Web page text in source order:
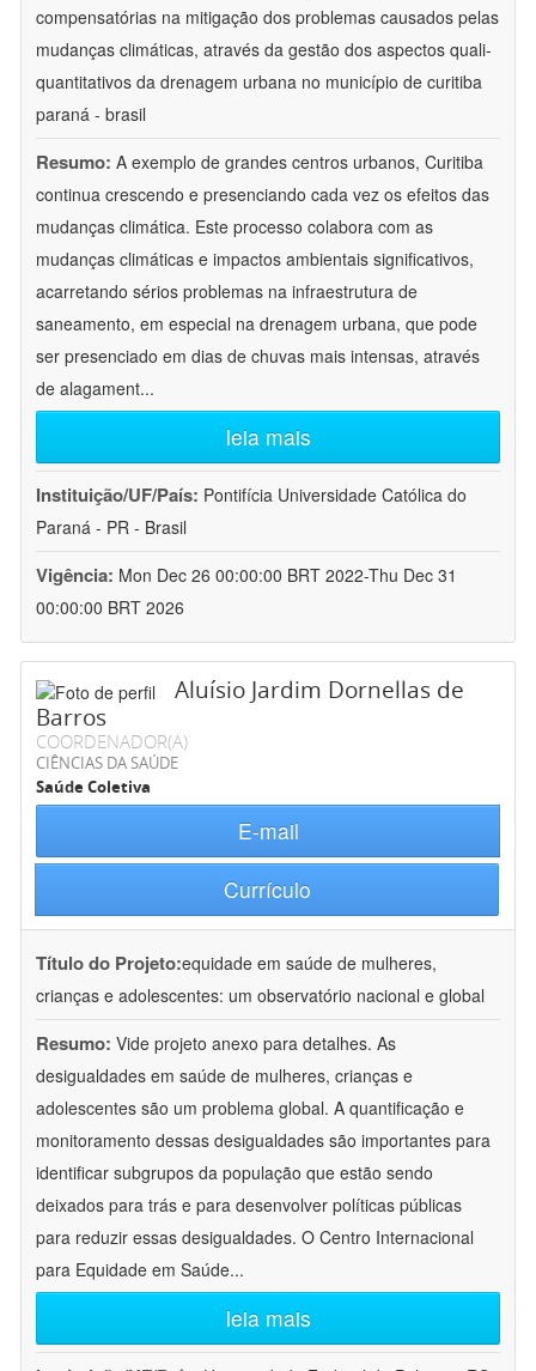
compensatórias na mitigação dos problemas causados pelas
mudanças climáticas, através da gestão dos aspectos quali-
quantitativos da drenagem urbana no município de curitiba 
paraná - brasil
Resumo: A exemplo de grandes centros urbanos, Curitiba
continua crescendo e presenciando cada vez os efeitos das
mudanças climática. Este processo colabora com as
mudanças climáticas e impactos ambientais significativos,
acarretando sérios problemas na infraestrutura de
saneamento, em especial na drenagem urbana, que pode
ser presenciado em dias de chuvas mais intensas, através
de alagament...
leia mais
Instituição/UF/País: Pontifícia Universidade Católica do
Paraná - PR - Brasil
Vigência: Mon Dec 26 00:00:00 BRT 2022-Thu Dec 31
00:00:00 BRT 2026
Aluísio Jardim Dornellas de
Barros
COORDENADOR(A)
CIÊNCIAS DA SAÚDE
Saúde Coletiva
E-mail
Currículo
Título do Projeto:equidade em saúde de mulheres,
crianças e adolescentes: um observatório nacional e global
Resumo: Vide projeto anexo para detalhes. As
desigualdades em saúde de mulheres, crianças e
adolescentes são um problema global. A quantificação e
monitoramento dessas desigualdades são importantes para
identificar subgrupos da população que estão sendo
deixados para trás e para desenvolver políticas públicas
para reduzir essas desigualdades. O Centro Internacional
para Equidade em Saúde...
leia mais